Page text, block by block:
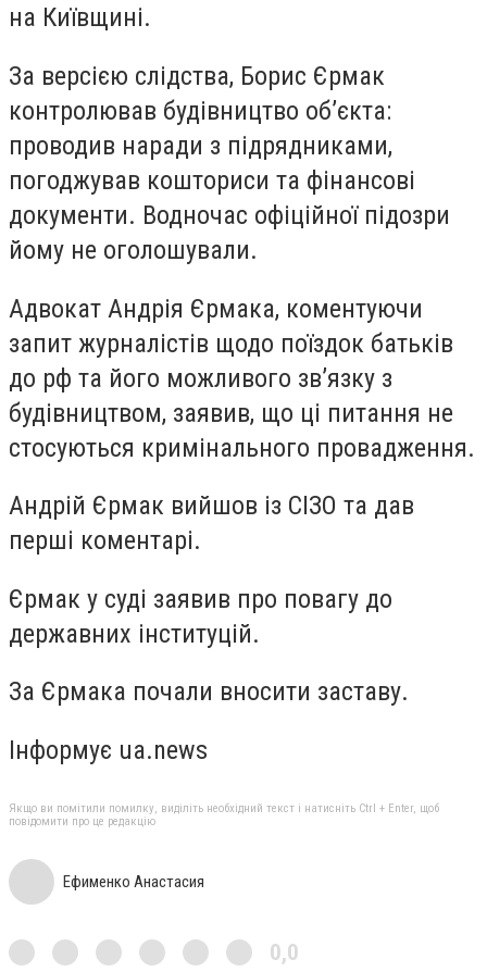
на Київщині.
За версією слідства, Борис Єрмак
контролював будівництво об’єкта:
проводив наради з підрядниками,
погоджував кошториси та фінансові
документи. Водночас офіційної підозри
йому не оголошували.
Адвокат Андрія Єрмака, коментуючи
запит журналістів щодо поїздок батьків
до рф та його можливого зв’язку з
будівництвом, заявив, що ці питання не
стосуються кримінального провадження.
Андрій Єрмак вийшов із СІЗО та дав
перші коментарі.
Єрмак у суді заявив про повагу до
державних інституцій.
За Єрмака почали вносити заставу.
Інформує ua.news
Якщо ви помітили помилку, виділіть необхідний текст і натисніть Ctrl + Enter, щоб
повідомити про це редакцію
Ефименко Анастасия
0,0